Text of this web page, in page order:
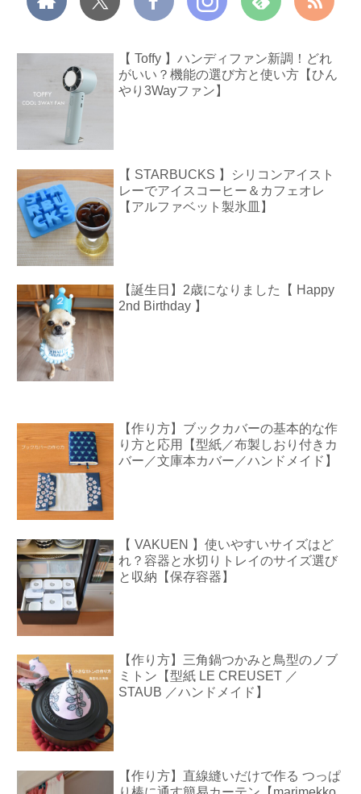
【 Toffy 】ハンディファン新調！どれ
がいい？機能の選び方と使い方【ひん
やり3Wayファン】
【 STARBUCKS 】シリコンアイスト
レーでアイスコーヒー＆カフェオレ
【アルファベット製氷皿】
【誕生日】2歳になりました【 Happy
2nd Birthday 】
【作り方】ブックカバーの基本的な作
り方と応用【型紙／布製しおり付きカ
バー／文庫本カバー／ハンドメイド】
【 VAKUEN 】使いやすいサイズはど
れ？容器と水切りトレイのサイズ選び
と収納【保存容器】
【作り方】三角鍋つかみと鳥型のノブ
ミトン【型紙 LE CREUSET ／
STAUB ／ハンドメイド】
【作り方】直線縫いだけで作る つっぱ